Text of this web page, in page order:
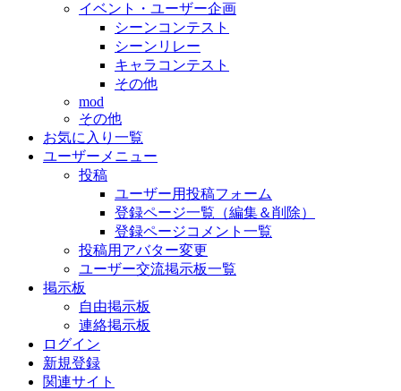
イベント・ユーザー企画
シーンコンテスト
シーンリレー
キャラコンテスト
その他
mod
その他
お気に入り一覧
ユーザーメニュー
投稿
ユーザー用投稿フォーム
登録ページ一覧（編集＆削除）
登録ページコメント一覧
投稿用アバター変更
ユーザー交流掲示板一覧
掲示板
自由掲示板
連絡掲示板
ログイン
新規登録
関連サイト